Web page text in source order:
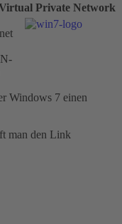
Private Network
Windows 7 einen
man den Link